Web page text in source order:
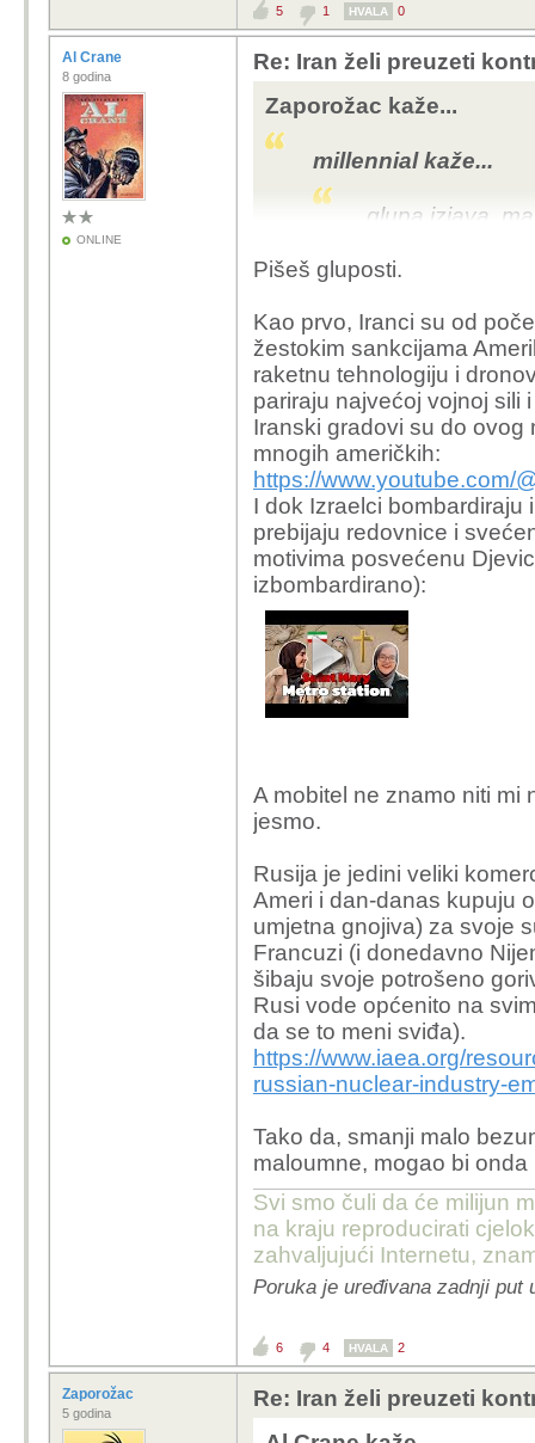
proizvesti.
5 1 HVALA 0
Al Crane
8 godina
ONLINE
Re: Iran želi preuzeti
Zaporožac kaže...
millennial kaže...
glupa izjava.
Pišem o tehnološkom
samo stručnjaci za
Iranci baletane vode
Što imaju od te
godina. Ovi papani
proizvesti.
Pišeš gluposti.
Kao prvo, Iranci su od
žestokim sankcijama
raketnu tehnologiju i
pariraju najvećoj vojnoj sili
Iranski gradovi su do ovog
mnogih američkih:
https://www.youtube.com/
I dok Izraelci bombardiraju
prebijaju redovnice i
motivima posvećenu
izbombardirano):
A mobitel ne znamo niti mi
jesmo.
Rusija je jedini veliki
Ameri i dan-danas kupuju
umjetna gnojiva) za svoje
Francuzi (i donedavno
šibaju svoje potrošeno
Rusi vode općenito na
da se to meni sviđa).
https://www.iaea.org/
russian-nuclear-industry-
Tako da, smanji malo
maloumne, mogao bi
Svi smo čuli da će milijun
na kraju reproducirati
zahvaljujući Internetu,
Poruka je uređivana zadnji put
6 4 HVALA 2
Zaporožac
5 godina
Re: Iran želi preuzeti